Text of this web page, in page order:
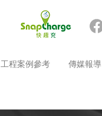
工程案例參考 傳媒報導